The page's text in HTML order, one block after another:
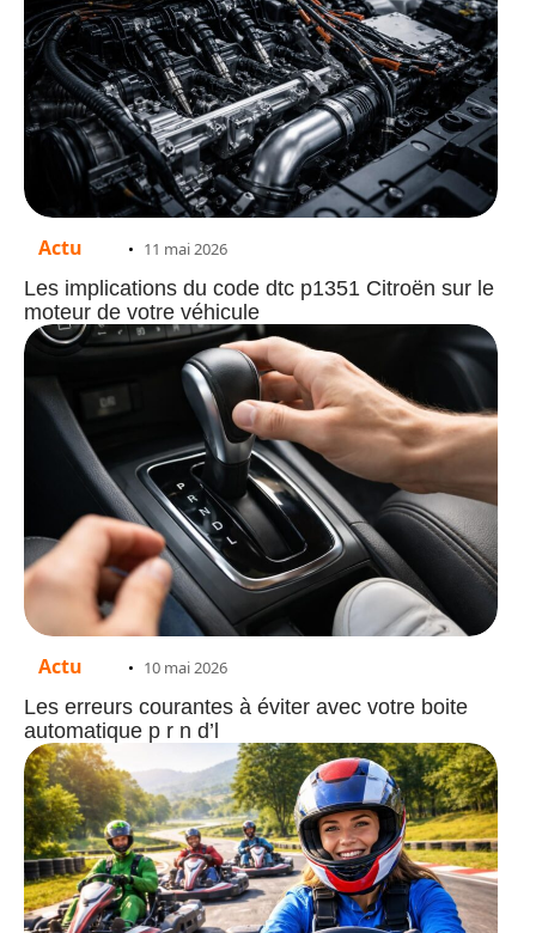
Actu 11 mai 2026
Les implications du code dtc p1351 Citroën sur le
moteur de votre véhicule
Actu 10 mai 2026
Les erreurs courantes à éviter avec votre boite
automatique p r n d’l